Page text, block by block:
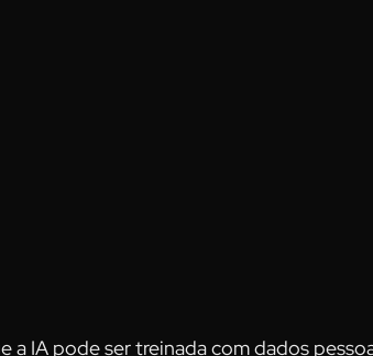
a IA pode ser treinada com dados